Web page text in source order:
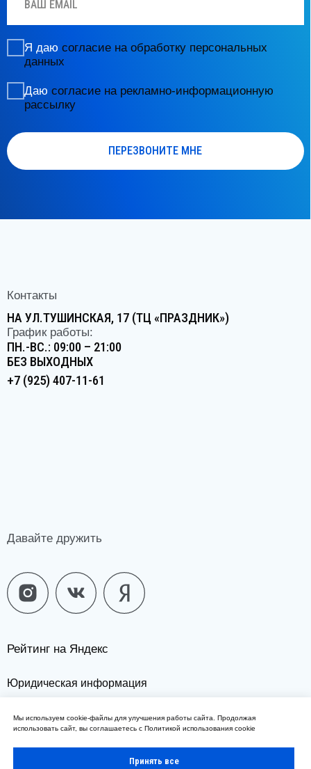
Мы используем cookie-файлы для улучшения работы сайта. Продолжая
использовать сайт, вы соглашаетесь с Политикой использования cookie
Принять все